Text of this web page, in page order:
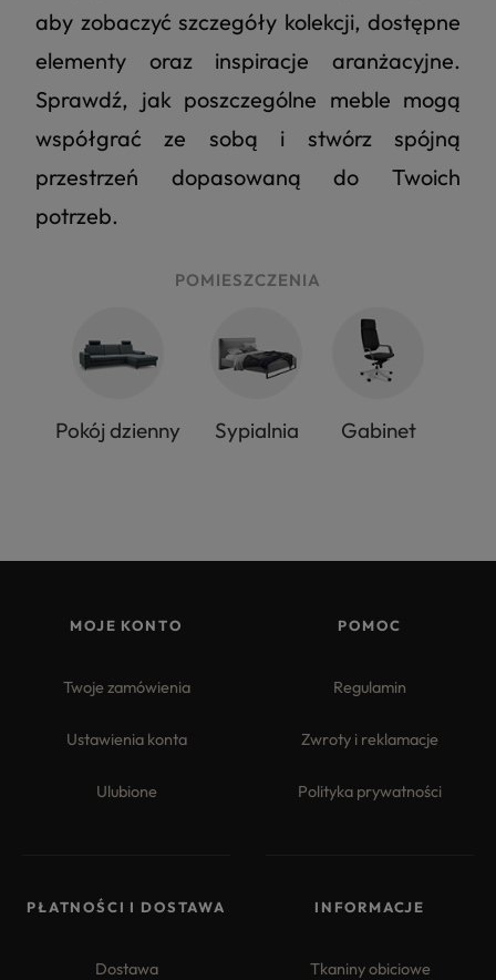
aby zobaczyć szczegóły kolekcji, dostępne
elementy oraz inspiracje aranżacyjne.
Sprawdź, jak poszczególne meble mogą
współgrać ze sobą i stwórz spójną
przestrzeń dopasowaną do Twoich
potrzeb.
POMIESZCZENIA
Pokój dzienny Sypialnia Gabinet
MOJE KONTO
Twoje zamówienia
Ustawienia konta
Ulubione
POMOC
Regulamin
Zwroty i reklamacje
Polityka prywatności
PŁATNOŚCI I DOSTAWA
Dostawa
INFORMACJE
Tkaniny obiciowe